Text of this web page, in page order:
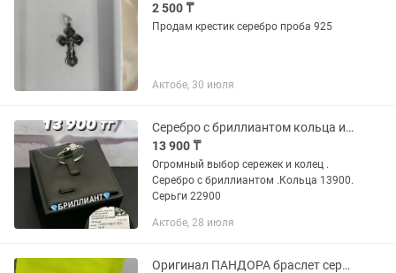
2 500 ₸
Продам крестик серебро проба 925
Актобе, 30 июля
Серебро с бриллиантом кольца и серьги
13 900 ₸
Огромный выбор сережек и колец .
Серебро с бриллиантом .Кольца 13900.
Серьги 22900
Актобе, 28 июля
Оригинал ПАНДОРА браслет серебро